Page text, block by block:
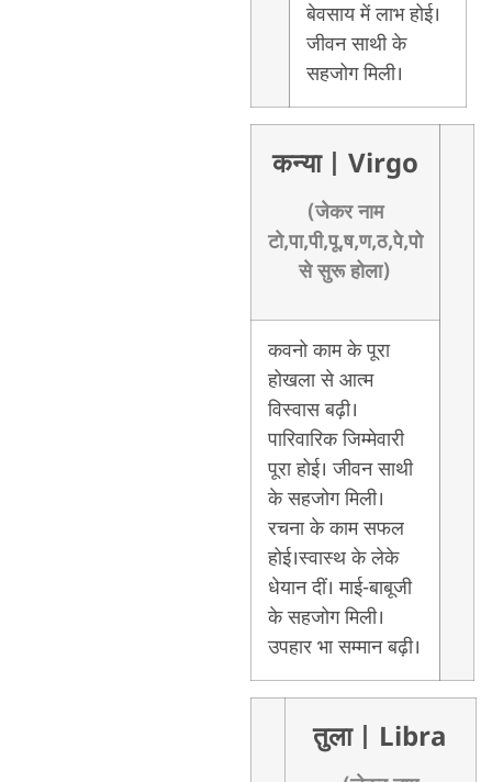
बेवसाय में लाभ होई।
जीवन साथी के
सहजोग मिली।
कन्या | Virgo
(जेकर नाम
टो,पा,पी,पू,ष,ण,ठ,पे,पो
से सुरू होला)
कवनो काम के पूरा
होखला से आत्म
विस्वास बढ़ी।
पारिवारिक जिम्मेवारी
पूरा होई। जीवन साथी
के सहजोग मिली।
रचना के काम सफल
होई।स्वास्थ के लेके
धेयान दीं। माई-बाबूजी
के सहजोग मिली।
उपहार भा सम्मान बढ़ी।
तुला | Libra